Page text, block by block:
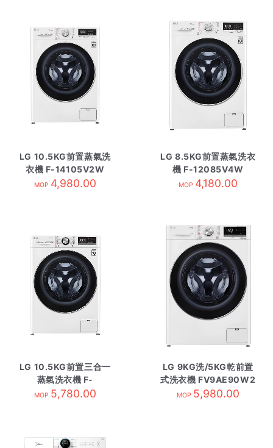
LG 10.5KG前置蒸氣洗
衣機 F-14105V2W
MOP 4,980.00
LG 8.5KG前置蒸氣洗衣
機 F-12085V4W
MOP 4,180.00
LG 10.5KG前置三合一
蒸氣洗衣機 F-
C14105V2W
MOP 5,780.00
LG 9KG洗/5KG乾前置
式洗衣機 FV9AE90W2
MOP 5,980.00